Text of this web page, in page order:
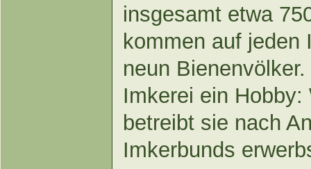
insgesamt etwa
kommen auf jeden
neun
Imkerei ein
betreibt sie nach
Imkerbunds